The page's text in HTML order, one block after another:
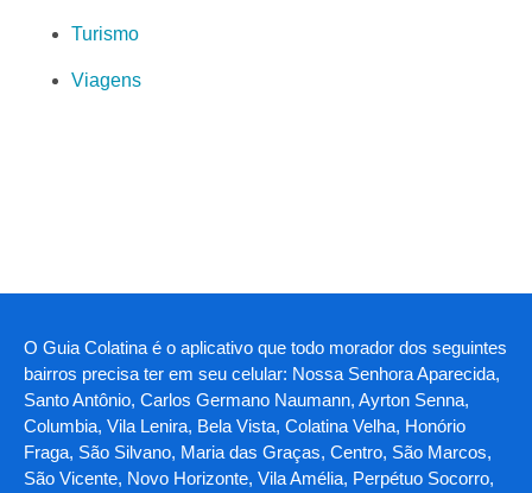
Turismo
Viagens
O Guia Colatina é o aplicativo que todo morador dos seguintes
bairros precisa ter em seu celular: Nossa Senhora Aparecida,
Santo Antônio, Carlos Germano Naumann, Ayrton Senna,
Columbia, Vila Lenira, Bela Vista, Colatina Velha, Honório
Fraga, São Silvano, Maria das Graças, Centro, São Marcos,
São Vicente, Novo Horizonte, Vila Amélia, Perpétuo Socorro,